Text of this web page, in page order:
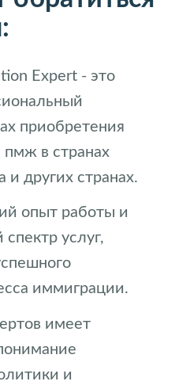
Expert - это
приобретения
пмж в странах
и других странах.
опыт работы и
услуг,
иммиграции.
имеет
и